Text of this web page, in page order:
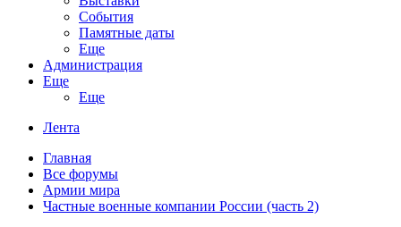
События
Памятные даты
Еще
Администрация
Еще
Еще
Лента
Главная
Все форумы
Армии мира
Частные военные компании России (часть 2)